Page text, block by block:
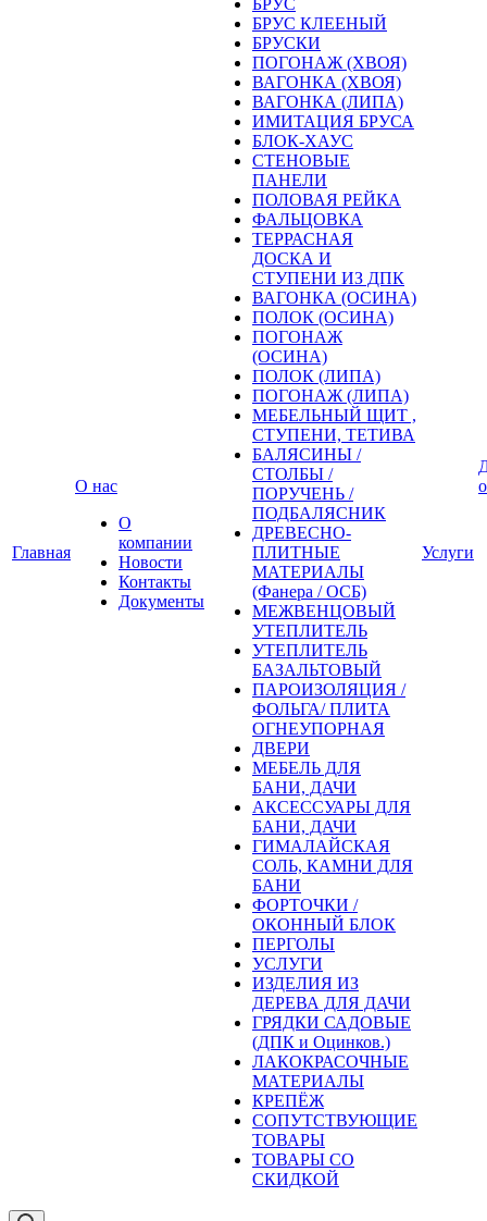
Главная
О нас
О
компании
Новости
Контакты
Документы
БРУС
БРУС КЛЕЕНЫЙ
БРУСКИ
ПОГОНАЖ (ХВОЯ)
ВАГОНКА (ХВОЯ)
ВАГОНКА (ЛИПА)
ИМИТАЦИЯ БРУСА
БЛОК-ХАУС
СТЕНОВЫЕ
ПАНЕЛИ
ПОЛОВАЯ РЕЙКА
ФАЛЬЦОВКА
ТЕРРАСНАЯ
ДОСКА И
СТУПЕНИ ИЗ ДПК
ВАГОНКА (ОСИНА)
ПОЛОК (ОСИНА)
ПОГОНАЖ
(ОСИНА)
ПОЛОК (ЛИПА)
ПОГОНАЖ (ЛИПА)
МЕБЕЛЬНЫЙ ЩИТ ,
СТУПЕНИ, ТЕТИВА
БАЛЯСИНЫ /
СТОЛБЫ /
ПОРУЧЕНЬ /
ПОДБАЛЯСНИК
ДРЕВЕСНО-
ПЛИТНЫЕ
МАТЕРИАЛЫ
(Фанера / ОСБ)
МЕЖВЕНЦОВЫЙ
УТЕПЛИТЕЛЬ
УТЕПЛИТЕЛЬ
БАЗАЛЬТОВЫЙ
ПАРОИЗОЛЯЦИЯ /
ФОЛЬГА/ ПЛИТА
ОГНЕУПОРНАЯ
ДВЕРИ
МЕБЕЛЬ ДЛЯ
БАНИ, ДАЧИ
АКСЕССУАРЫ ДЛЯ
БАНИ, ДАЧИ
ГИМАЛАЙСКАЯ
СОЛЬ, КАМНИ ДЛЯ
БАНИ
ФОРТОЧКИ /
ОКОННЫЙ БЛОК
ПЕРГОЛЫ
УСЛУГИ
ИЗДЕЛИЯ ИЗ
ДЕРЕВА ДЛЯ ДАЧИ
ГРЯДКИ САДОВЫЕ
(ДПК и Оцинков.)
ЛАКОКРАСОЧНЫЕ
МАТЕРИАЛЫ
КРЕПЁЖ
СОПУТСТВУЮЩИЕ
ТОВАРЫ
ТОВАРЫ СО
СКИДКОЙ
Услуги